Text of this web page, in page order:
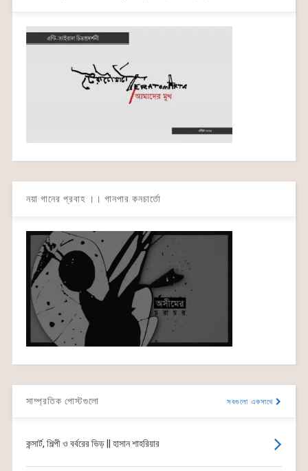
নয়া গানের প্রবাহ ।। গানপার কনচার্তো
সাম্প্রতিক পোস্টগুলো সবগুলো একসাথে
কন্সার্ট, শিল্পী ও বর্বরের ভিড় || হাসান শাহরিয়ার